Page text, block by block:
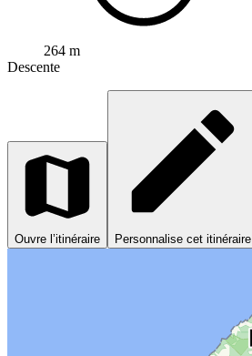
264 m
Descente
Ouvre l’itinéraire Personnalise cet itinéraire